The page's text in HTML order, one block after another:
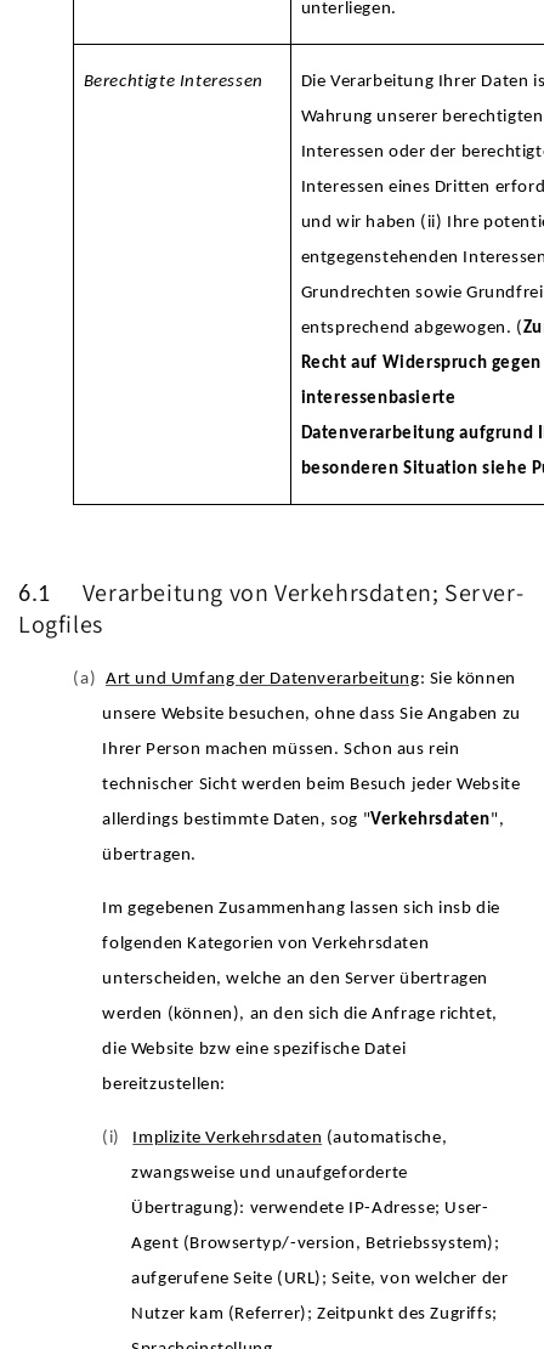
unterliegen.
Berechtigte Interessen
Die Verarbeitung Ihrer Daten
Wahrung unserer berechtigten
Interessen oder der
Interessen eines Dritten
und wir haben (ii) Ihre
entgegenstehenden
Grundrechten sowie
entsprechend abgewogen. (
Recht auf Widerspruch
interessenbasierte
Datenverarbeitung aufgrund
besonderen Situation siehe
6.1
Verarbeitung von Verkehrsdaten; Server-
Logfiles
(a) Art und Umfang der Datenverarbeitung: Sie können
unsere Website besuchen, ohne dass Sie Angaben zu
Ihrer Person machen müssen. Schon aus rein
technischer Sicht werden beim Besuch jeder Website
allerdings bestimmte Daten, sog "Verkehrsdaten",
übertragen.
Im gegebenen Zusammenhang lassen sich insb die
folgenden Kategorien von Verkehrsdaten
unterscheiden, welche an den Server übertragen
werden (können), an den sich die Anfrage richtet,
die Website bzw eine spezifische Datei
bereitzustellen:
(i) Implizite Verkehrsdaten (automatische,
zwangsweise und unaufgeforderte
Übertragung): verwendete IP-Adresse; User-
Agent (Browsertyp/-version, Betriebssystem);
aufgerufene Seite (URL); Seite, von welcher der
Nutzer kam (Referrer); Zeitpunkt des Zugriffs;